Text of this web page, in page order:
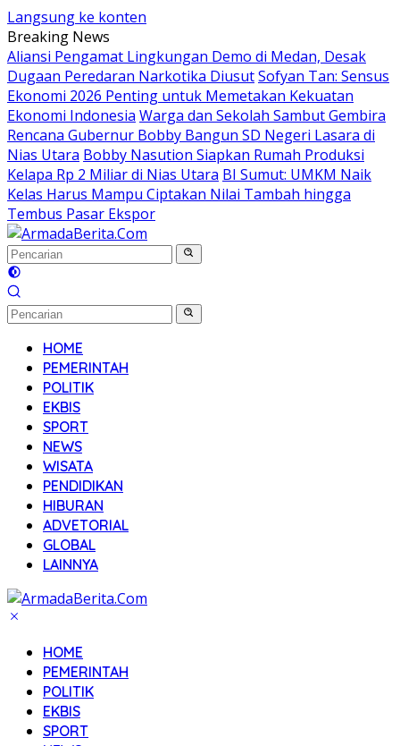
Langsung ke konten
Breaking News
Aliansi Pengamat Lingkungan Demo di Medan, Desak
Dugaan Peredaran Narkotika DiusutSofyan Tan: Sensus
Ekonomi 2026 Penting untuk Memetakan Kekuatan
Ekonomi Indonesia Warga dan Sekolah Sambut Gembira
Rencana Gubernur Bobby Bangun SD Negeri Lasara di
Nias Utara Bobby Nasution Siapkan Rumah Produksi
Kelapa Rp 2 Miliar di Nias Utara BI Sumut: UMKM Naik
Kelas Harus Mampu Ciptakan Nilai Tambah hingga
Tembus Pasar Ekspor
HOME
PEMERINTAH
POLITIK
EKBIS
SPORT
NEWS
WISATA
PENDIDIKAN
HIBURAN
ADVETORIAL
GLOBAL
LAINNYA
HOME
PEMERINTAH
POLITIK
EKBIS
SPORT